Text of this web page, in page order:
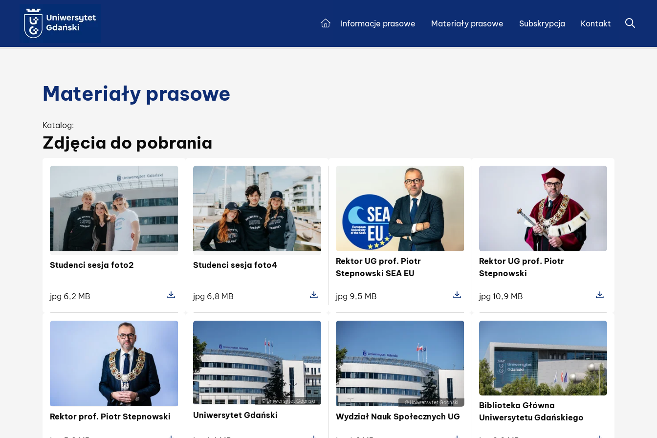
Przejdź do strony głównej
Informacje prasowe Materiały prasowe Subskrypcja Kontakt Otwórz
Materiały prasowe
Katalog:
Zdjęcia do pobrania
Studenci sesja foto2
jpg 6,2 MB
Pokaż szczegóły pliku Studenci sesja foto2
Studenci sesja foto4
jpg 6,8 MB
Pokaż szczegóły pliku Studenci sesja foto4
Rektor UG prof. Piotr
Stepnowski SEA EU
jpg 9,5 MB
Rektor UG prof. Piotr
Stepnowski
jpg 10,9 MB
Rektor prof. Piotr Stepnowski
© Uniwersytet Gdański
Uniwersytet Gdański
© Uniwersytet Gdański
Wydział Nauk Społecznych UG
Biblioteka Główna
Uniwersytetu Gdańskiego